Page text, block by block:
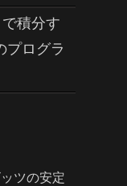
積分す
プログラ
ツの安定